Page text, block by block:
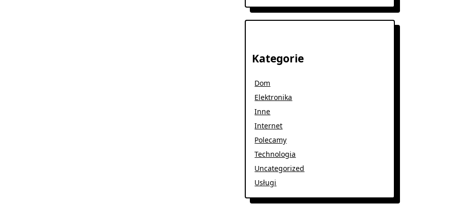
Kategorie
Dom
Elektronika
Inne
Internet
Polecamy
Technologia
Uncategorized
Usługi